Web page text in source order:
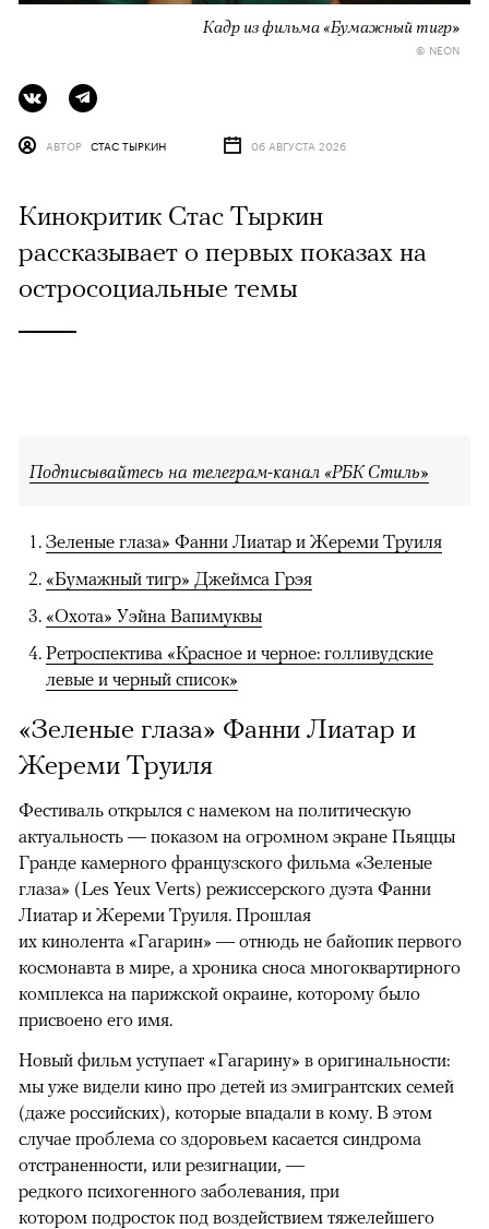
Кадр из фильма «Бумажный тигр»
© NEON
АВТОР СТАС ТЫРКИН 06 АВГУСТА 2026
Кинокритик Стас Тыркин
рассказывает о первых показах на
остросоциальные темы
Подписывайтесь на телеграм-канал «РБК Стиль»
Зеленые глаза» Фанни Лиатар и Жереми Труиля
«Бумажный тигр» Джеймса Грэя
«Охота» Уэйна Вапимуквы
Ретроспектива «Красное и черное: голливудские
левые и черный список»
«Зеленые глаза» Фанни Лиатар и
Жереми Труиля
Фестиваль открылся с намеком на политическую
актуальность — показом на огромном экране Пьяццы
Гранде камерного французского фильма «Зеленые
глаза» (Les Yeux Verts) режиссерского дуэта Фанни
Лиатар и Жереми Труиля. Прошлая
их кинолента «Гагарин» — отнюдь не байопик первого
космонавта в мире, а хроника сноса многоквартирного
комплекса на парижской окраине, которому было
присвоено его имя.
Новый фильм уступает «Гагарину» в оригинальности:
мы уже видели кино про детей из эмигрантских семей
(даже российских), которые впадали в кому. В этом
случае проблема со здоровьем касается синдрома
отстраненности, или резигнации, —
редкого психогенного заболевания, при
котором подросток под воздействием тяжелейшего